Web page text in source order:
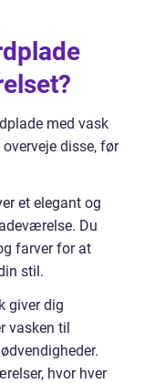
med vask
disse, før
et elegant og
Du
farver for at
stil.
giver dig
vasken til
hvor hver